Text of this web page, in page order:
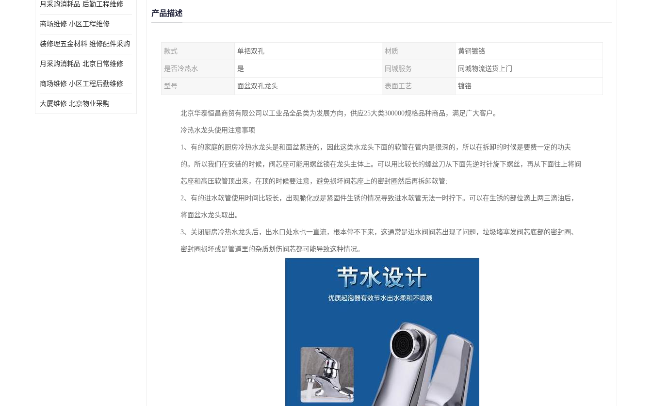
月采购消耗品 后勤工程维修
商场维修 小区工程维修
装修理五金材料 维修配件采购
月采购消耗品 北京日常维修
商场维修 小区工程后勤维修
大厦维修 北京物业采购
产品描述
款式 单把双孔 材质 黄铜镀铬
是否冷热水 是 同城服务 同城物流送货上门
型号 面盆双孔龙头 表面工艺 镀铬
北京华泰恒昌商贸有限公司以工业品全品类为发展方向，供应25大类300000规格品种商品，满足广大客户。
冷热水龙头使用注意事项
1、有的家庭的厨房冷热水龙头是和面盆紧连的，因此这类水龙头下面的软管在管内是很深的，所以在拆卸的时候是要费一定的功夫
的。所以我们在安装的时候，阀芯座可能用螺丝锁在龙头主体上。可以用比较长的螺丝刀从下面先逆时针旋下螺丝，再从下面往上将阀
芯座和高压软管顶出来，在顶的时候要注意，避免损坏阀芯座上的密封圈然后再拆卸软管;
2、有的进水软管使用时间比较长，出现脆化或是紧固件生锈的情况导致进水软管无法一时拧下。可以在生锈的部位滴上两三滴油后，
将面盆水龙头取出。
3、关闭厨房冷热水龙头后，出水口处水也一直流，根本停不下来，这通常是进水阀阀芯出现了问题，垃圾堵塞发阀芯底部的密封圈、
密封圈损坏或是管道里的杂质划伤阀芯都可能导致这种情况。